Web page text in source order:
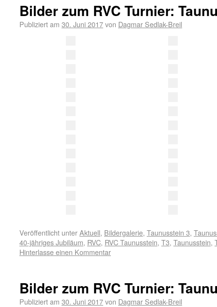
Bilder zum RVC Turnier:
Publiziert am 30. Juni 2017von Dagmar Sedlak-Breil
Veröffentlicht unterAktuell, Bildergalerie, Taunusstein 3,
40-jähriges Jubiläum, RVC, RVC Taunusstein, T3, Taunusstein,
Hinterlasse einen Kommentar
Bilder zum RVC Turnier:
Publiziert am 30. Juni 2017von Dagmar Sedlak-Breil